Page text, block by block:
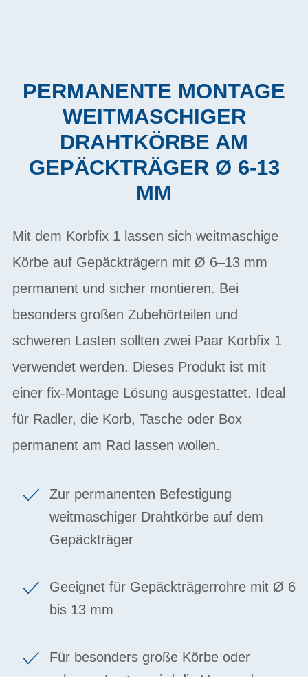
PERMANENTE MONTAGE
WEITMASCHIGER
DRAHTKÖRBE AM
GEPÄCKTRÄGER Ø 6-13
MM
Mit dem Korbfix 1 lassen sich weitmaschige
Körbe auf Gepäckträgern mit Ø 6–13 mm
permanent und sicher montieren. Bei
besonders großen Zubehörteilen und
schweren Lasten sollten zwei Paar Korbfix 1
verwendet werden. Dieses Produkt ist mit
einer fix-Montage Lösung ausgestattet. Ideal
für Radler, die Korb, Tasche oder Box
permanent am Rad lassen wollen.
Zur permanenten Befestigung
weitmaschiger Drahtkörbe auf dem
Gepäckträger
Geeignet für Gepäckträgerrohre mit Ø 6
bis 13 mm
Für besonders große Körbe oder